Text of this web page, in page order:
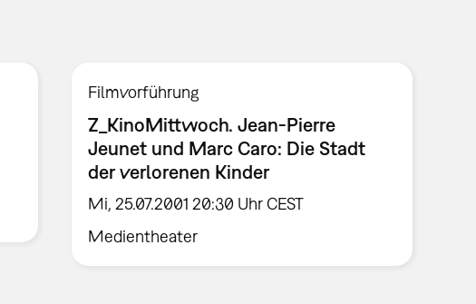
Filmvorführung
Z_KinoMittwoch. Jean-Pierre
Jeunet und Marc Caro: Die Stadt
der verlorenen Kinder
Mi, 25.07.2001 20:30 Uhr CEST
Medientheater